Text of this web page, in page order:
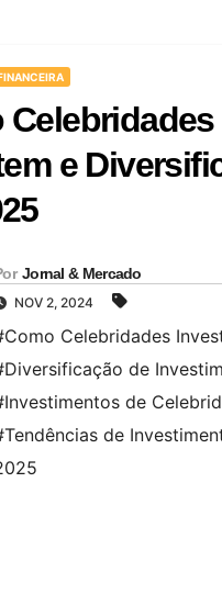
Celebridades
e
Jornal & Mercado
NOV 2, 2024
Celebridades
de
de
de